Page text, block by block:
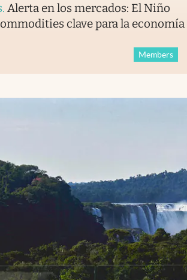
. Alerta en los mercados: El Niño
clave para la economía
Members